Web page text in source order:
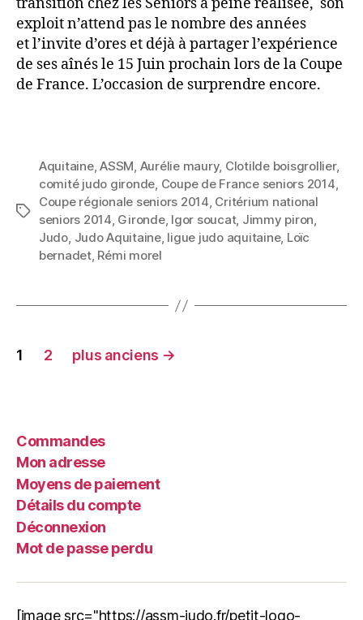
exploit n’attend pas le nombre des années
et l’invite d’ores et déjà à partager l’expérience
de ses aînés le 15 Juin prochain lors de la Coupe
de France. L’occasion de surprendre encore.
Aquitaine,ASSM, Aurélie maury, Clotilde boisgrollier,
comité judo gironde, Coupe de France seniors 2014,
Coupe régionale seniors 2014, Critérium national
seniors 2014, Gironde, Igor soucat, Jimmy piron,
Judo, Judo Aquitaine, ligue judo aquitaine, Loïc
bernadet, Rémi morel
1 2 plus anciens →
Commandes
Mon adresse
Moyens de paiement
Détails du compte
Déconnexion
Mot de passe perdu
[image src="https://assm-judo.fr/petit-logo-